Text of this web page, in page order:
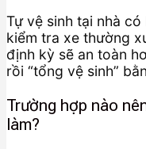
Tự vệ sinh tại nhà
kiểm tra xe thường
định kỳ sẽ an toàn
rồi “tổng vệ sinh”
Trường hợp nào
làm?